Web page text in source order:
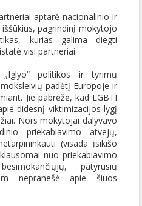
aptarė nacionalinio ir
pagrindinį mokytojo
kurias galima diegti
visi partneriai.
„Iglyo“ politikos ir tyrimų
padėtį Europoje ir
Jie pabrėžė, kad LGBTI
didesnį viktimizacijos lygį
Nors mokytojai dalyvavo
priekabiavimo atvejų,
(visada įsikišo
nuo priekabiavimo
patyrusių
nepranešė apie šiuos